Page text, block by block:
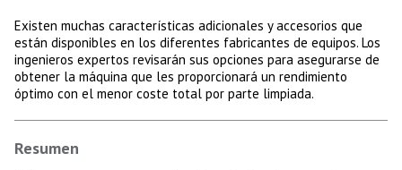
Existen muchas características adicionales y accesorios que
están disponibles en los diferentes fabricantes de equipos. Los
ingenieros expertos revisarán sus opciones para asegurarse de
obtener la máquina que les proporcionará un rendimiento
óptimo con el menor coste total por parte limpiada.
Resumen